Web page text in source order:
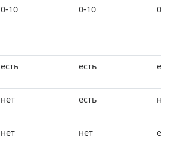
0-10 0-10 0-
есть есть
нет есть нет
нет нет